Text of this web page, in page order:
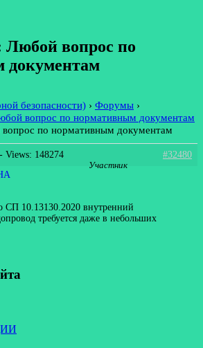
Любой вопрос по
документам
безопасности) › Форумы ›
вопрос по нормативным документам
по нормативным документам
- Views: 148274
#32480
Участник
СП 10.13130.2020 внутренний
требуется даже в небольших